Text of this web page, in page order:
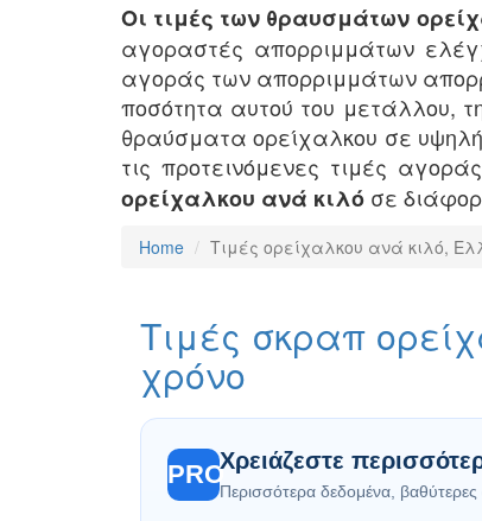
Οι τιμές των θραυσμάτων
αγοραστές απορριμμάτων
αγοράς των απορριμμάτων
ποσότητα αυτού του μετάλλου,
θραύσματα ορείχαλκου σε
τις προτεινόμενες τιμές
ορείχαλκου ανά κιλό σε
Home Τιμές ορείχαλκου ανά κιλό,
Τιμές σκραπ
χρόνο
PROΧρειάζεστε
Περισσότερα δεδομένα, βαθύτερες